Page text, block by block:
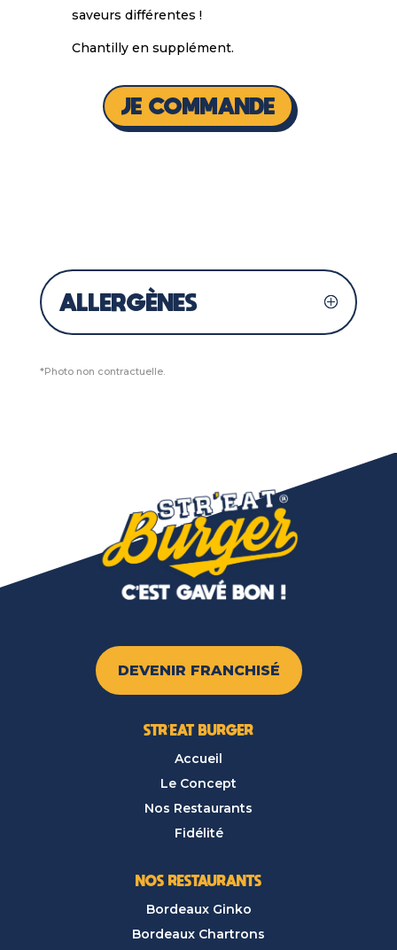
saveurs différentes !
Chantilly en supplément.
JE COMMANDE
ALLERGÈNES
*Photo non contractuelle.
DEVENIR FRANCHISÉ
STR’EAT BURGER
Accueil
Le Concept
Nos Restaurants
Fidélité
NOS RESTAURANTS
Bordeaux Ginko
Bordeaux Chartrons